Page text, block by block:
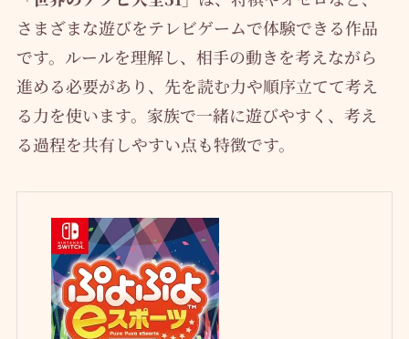
さまざまな遊びをテレビゲームで体験できる作品
です。ルールを理解し、相手の動きを考えながら
進める必要があり、先を読む力や順序立てて考え
る力を使います。家族で一緒に遊びやすく、考え
る過程を共有しやすい点も特徴です。